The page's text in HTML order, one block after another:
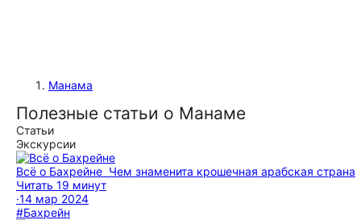
Манама
Полезные статьи о Манаме
Статьи
Экскурсии
Всё о Бахрейне Чем знаменита крошечная арабская страна
Читать 19 минут
·14 мар 2024
#Бахрейн